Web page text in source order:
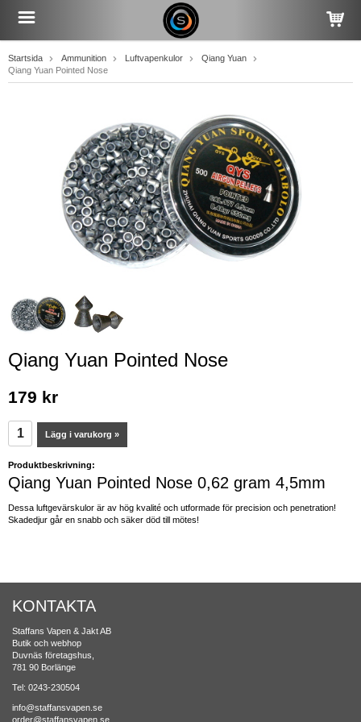
Startsida Ammunition Luftvapenkulor
Qiang Yuan
Qiang Yuan Pointed Nose
Qiang Yuan Pointed Nose
179 kr
Lägg i varukorg »
Produktbeskrivning:
Qiang Yuan Pointed Nose 0,62 gram 4,5mm
Dessa luftgevärskulor är av hög kvalité och utformade för precision och penetration!
Skadedjur går en snabb och säker död till mötes!
KONTAKTA
Staffans Vapen & Jakt AB
Butik och webhop
Duvnäs företagshus,
781 90 Borlänge
Tel: 0243-230504
info@staffansvapen.se
order@staffansvapen.se